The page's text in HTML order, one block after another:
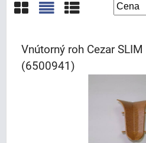
Vnútorný roh Cezar
(6500941)